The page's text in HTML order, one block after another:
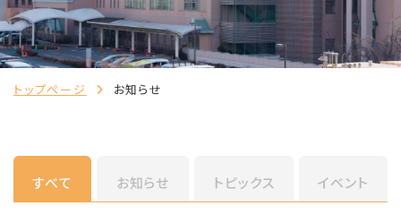
トップページ お知らせ
すべて お知らせ トピックス イベント